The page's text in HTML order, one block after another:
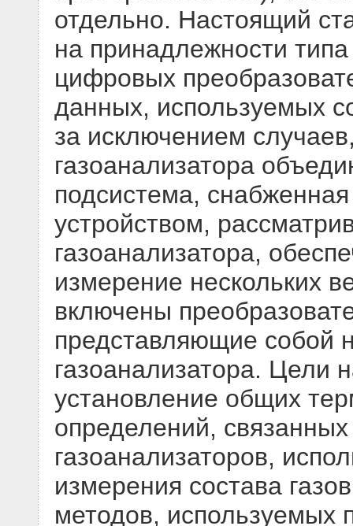
отдельно. Настоящий
на принадлежности
цифровых
данных, используемых
за исключением
газоанализатора
подсистема,
устройством,
газоанализатора,
измерение нескольких
включены
представляющие собой
газоанализатора. Цели
установление общих
определений,
газоанализаторов,
измерения состава
методов, используемых